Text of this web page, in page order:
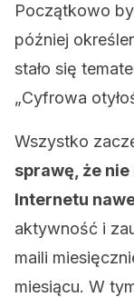
Początkowo
później
stało się
„Cyfrowa
Wszystko
sprawę, że nie
Internetu
aktywność i
maili
miesiącu. W